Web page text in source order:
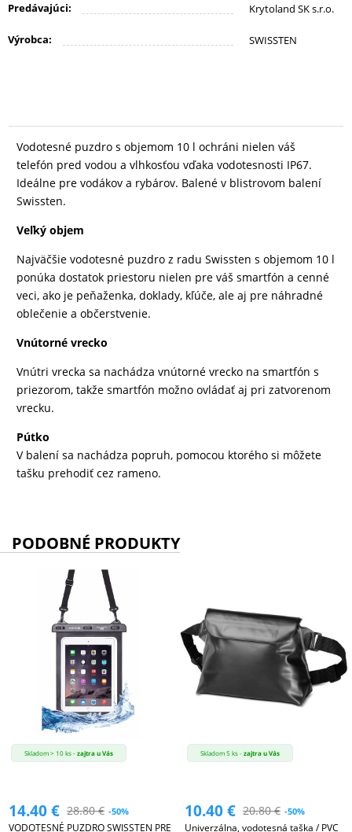
DIELŇA
A
ZÁHRADA
Predávajúci: Krytoland SK s.r.o.
Výrobca: SWISSTEN
Vodotesné puzdro s objemom 10 l ochráni nielen váš
telefón pred vodou a vlhkosťou vďaka vodotesnosti IP67.
Ideálne pre vodákov a rybárov. Balené v blistrovom balení
Swissten.
Veľký objem
Najväčšie vodotesné puzdro z radu Swissten s objemom 10 l
ponúka dostatok priestoru nielen pre váš smartfón a cenné
veci, ako je peňaženka, doklady, kľúče, ale aj pre náhradné
oblečenie a občerstvenie.
Vnútorné vrecko
Vnútri vrecka sa nachádza vnútorné vrecko na smartfón s
priezorom, takže smartfón možno ovládať aj pri zatvorenom
vrecku.
Pútko
V balení sa nachádza popruh, pomocou ktorého si môžete
tašku prehodiť cez rameno.
PODOBNÉ PRODUKTY
Skladom > 10 ks -zajtra u Vás
14.40€ 28.80€ -50%
VODOTESNÉ PUZDRO SWISSTEN PRE
Skladom 5 ks -zajtra u Vás
10.40€ 20.80€ -50%
Univerzálna, vodotesná taška / PVC